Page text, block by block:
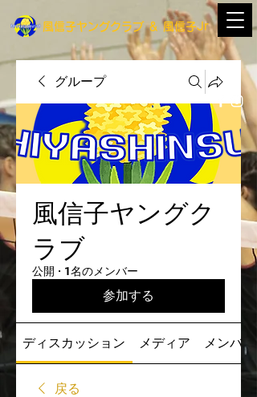
​風信子ヤングクラブ＆ ​風信子Jr
グループ
風信子ヤングク
ラブ
公開 · 1名のメンバー
参加する
ディスカッション メディア メンバー
戻る